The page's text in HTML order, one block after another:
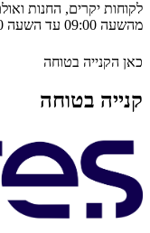
לקוחות יקרים, החנות
מהשעה 09:00 עד השעה 17:00 . המסילה 17 נשר .
כאן הקנייה בטוחה
קנייה בטוחה